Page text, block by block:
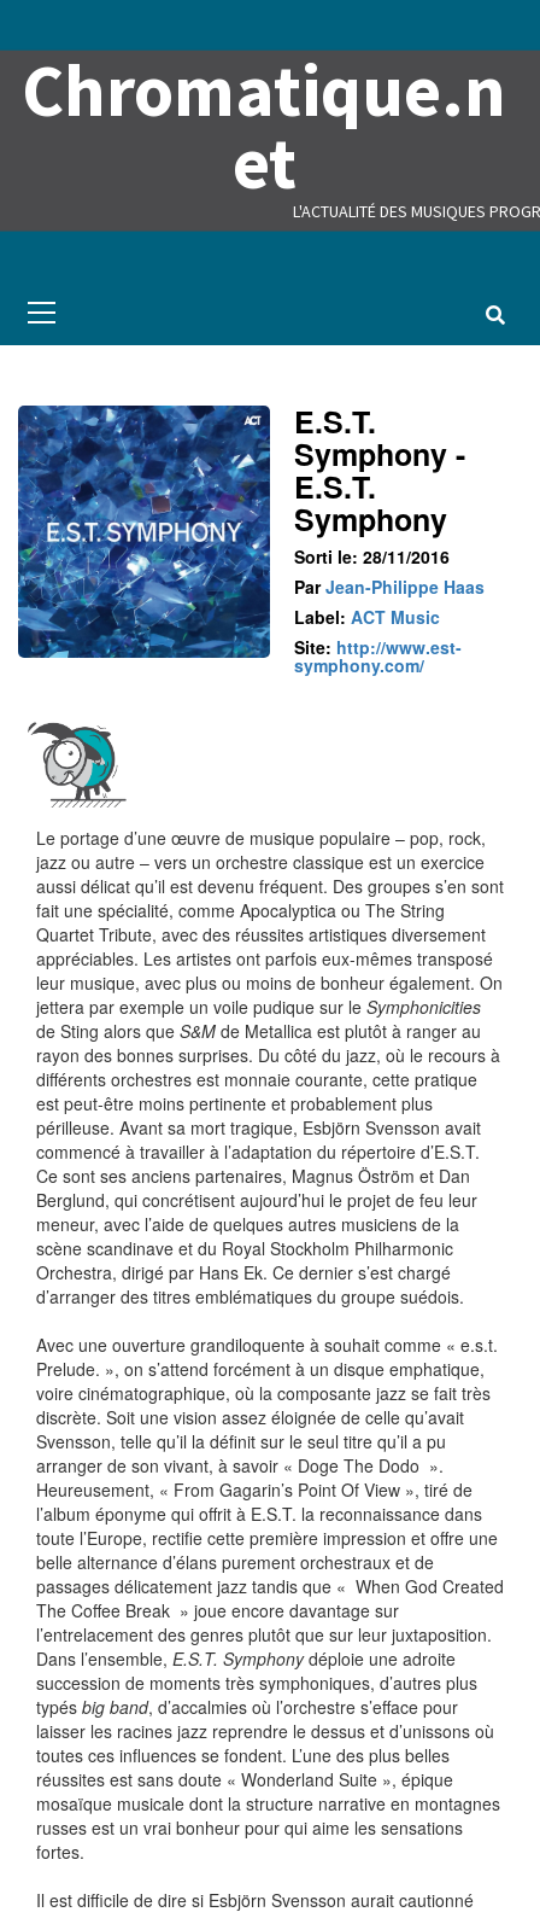
Chromatique.n
et
L'ACTUALITÉ DES MUSIQUES
Menu
E.S.T.
Symphony -
E.S.T.
Symphony
Sorti le: 28/11/2016
ParJean-Philippe Haas
Label: ACT Music
Site: http://www.est-
symphony.com/
Le portage d’une œuvre de musique populaire – pop, rock,
jazz ou autre – vers un orchestre classique est un exercice
aussi délicat qu’il est devenu fréquent. Des groupes s’en sont
fait une spécialité, comme Apocalyptica ou The String
Quartet Tribute, avec des réussites artistiques diversement
appréciables. Les artistes ont parfois eux-mêmes transposé
leur musique, avec plus ou moins de bonheur également. On
jettera par exemple un voile pudique sur le Symphonicities
de Sting alors que S&M de Metallica est plutôt à ranger au
rayon des bonnes surprises. Du côté du jazz, où le recours à
différents orchestres est monnaie courante, cette pratique
est peut-être moins pertinente et probablement plus
périlleuse. Avant sa mort tragique, Esbjörn Svensson avait
commencé à travailler à l’adaptation du répertoire d’E.S.T.
Ce sont ses anciens partenaires, Magnus Öström et Dan
Berglund, qui concrétisent aujourd’hui le projet de feu leur
meneur, avec l’aide de quelques autres musiciens de la
scène scandinave et du Royal Stockholm Philharmonic
Orchestra, dirigé par Hans Ek. Ce dernier s’est chargé
d’arranger des titres emblématiques du groupe suédois.
Avec une ouverture grandiloquente à souhait comme « e.s.t.
Prelude. », on s’attend forcément à un disque emphatique,
voire cinématographique, où la composante jazz se fait très
discrète. Soit une vision assez éloignée de celle qu’avait
Svensson, telle qu’il la définit sur le seul titre qu’il a pu
arranger de son vivant, à savoir « Doge The Dodo ».
Heureusement, « From Gagarin’s Point Of View », tiré de
l’album éponyme qui offrit à E.S.T. la reconnaissance dans
toute l’Europe, rectifie cette première impression et offre une
belle alternance d’élans purement orchestraux et de
passages délicatement jazz tandis que « When God Created
The Coffee Break » joue encore davantage sur
l’entrelacement des genres plutôt que sur leur juxtaposition.
Dans l’ensemble, E.S.T. Symphonydéploie une adroite
succession de moments très symphoniques, d’autres plus
typés big band, d’accalmies où l’orchestre s’efface pour
laisser les racines jazz reprendre le dessus et d’unissons où
toutes ces influences se fondent. L’une des plus belles
réussites est sans doute « Wonderland Suite », épique
mosaïque musicale dont la structure narrative en montagnes
russes est un vrai bonheur pour qui aime les sensations
fortes.
Il est difficile de dire si Esbjörn Svensson aurait cautionné